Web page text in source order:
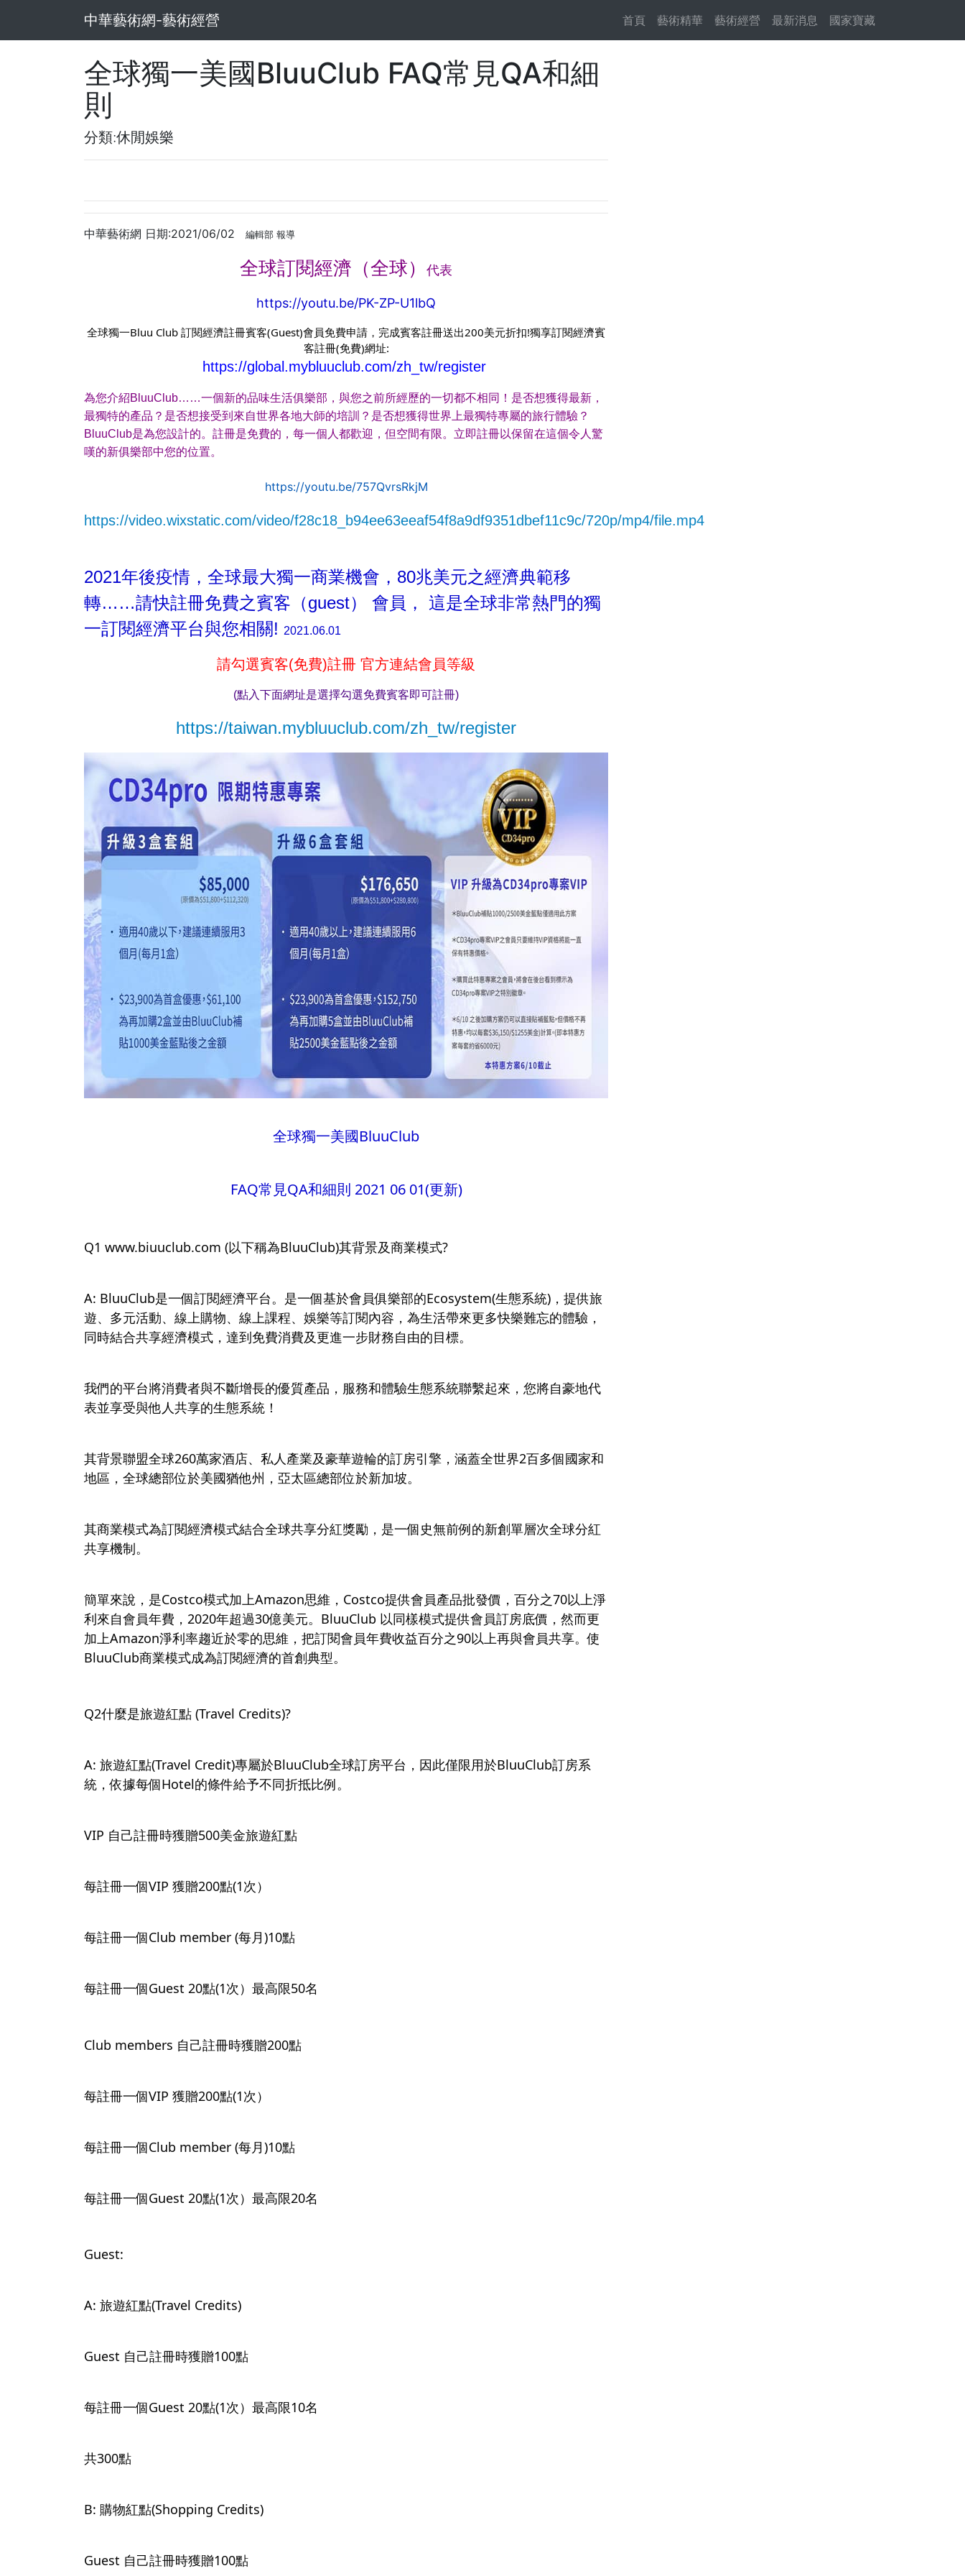
中華藝術網-藝術經營 首頁 (current)
藝術精華 藝術經營 最新消息 國家寶藏
全球獨一美國BluuClub FAQ常見QA和細
則
分類:休閒娛樂
中華藝術網 日期:2021/06/02 編輯部 報導
全球訂閱經濟（全球） 代表
https://youtu.be/PK-ZP-U1lbQ
全球獨一Bluu Club 訂閱經濟註冊賓客(Guest)會員免費申請，完成賓客註冊送出200美元折扣!獨享訂閱經濟賓
客註冊(免費)網址:
https://global.mybluuclub.com/zh_tw/register
為您介紹BluuClub……一個新的品味生活俱樂部，與您之前所經歷的一切都不相同！是否想獲得最新，
最獨特的產品？是否想接受到來自世界各地大師的培訓？是否想獲得世界上最獨特專屬的旅行體驗？
BluuClub是為您設計的。註冊是免費的，每一個人都歡迎，但空間有限。立即註冊以保留在這個令人驚
嘆的新俱樂部中您的位置。
https://youtu.be/757QvrsRkjM
https://video.wixstatic.com/video/f28c18_b94ee63eeaf54f8a9df9351dbef11c9c/720p/mp4/file.mp4
2021年後疫情，全球最大獨一商業機會，80兆美元之經濟典範移
轉……請快註冊免費之賓客（guest）
會員， 這是全球非常熱門的獨
一訂閱經濟平台與您相關! 2021.06.01
請勾選賓客(免費)註冊 官方連結會員等級
(點入下面網址是選擇勾選免費賓客即可註冊)
https://taiwan.mybluuclub.com/zh_tw/register
全球獨一美國BluuClub
FAQ常見QA和細則 2021 06 01(更新)
Q1 www.biuuclub.com (以下稱為BluuClub)其背景及商業模式?
A: BluuClub是一個訂閱經濟平台。是一個基於會員俱樂部的Ecosystem(生態系統)，提供旅
遊、多元活動、線上購物、線上課程、娛樂等訂閱內容，為生活帶來更多快樂難忘的體驗，
同時結合共享經濟模式，達到免費消費及更進一步財務自由的目標。
我們的平台將消費者與不斷增長的優質產品，服務和體驗生態系統聯繫起來，您將自豪地代
表並享受與他人共享的生態系統！
其背景聯盟全球260萬家酒店、私人產業及豪華遊輪的訂房引擎，涵蓋全世界2百多個國家和
地區，全球總部位於美國猶他州，亞太區總部位於新加坡。
其商業模式為訂閱經濟模式結合全球共享分紅獎勵，是一個史無前例的新創單層次全球分紅
共享機制。
簡單來說，是Costco模式加上Amazon思維，Costco提供會員產品批發價，百分之70以上淨
利來自會員年費，2020年超過30億美元。BluuClub 以同樣模式提供會員訂房底價，然而更
加上Amazon淨利率趨近於零的思維，把訂閱會員年費收益百分之90以上再與會員共享。使
BluuClub商業模式成為訂閱經濟的首創典型。
Q2什麼是旅遊紅點 (Travel Credits)?
A: 旅遊紅點(Travel Credit)專屬於BluuClub全球訂房平台，因此僅限用於BluuClub訂房系
統，依據每個Hotel的條件給予不同折抵比例。
VIP 自己註冊時獲贈500美金旅遊紅點
每註冊一個VIP 獲贈200點(1次）
每註冊一個Club member (每月)10點
每註冊一個Guest 20點(1次）最高限50名
Club members 自己註冊時獲贈200點
每註冊一個VIP 獲贈200點(1次）
每註冊一個Club member (每月)10點
每註冊一個Guest 20點(1次）最高限20名
Guest:
A: 旅遊紅點(Travel Credits)
Guest 自己註冊時獲贈100點
每註冊一個Guest 20點(1次）最高限10名
共300點
B: 購物紅點(Shopping Credits)
Guest 自己註冊時獲贈100點